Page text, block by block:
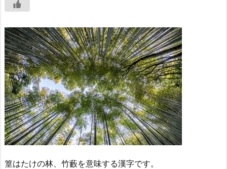
篁はたけの林、竹藪を意味する漢字です。